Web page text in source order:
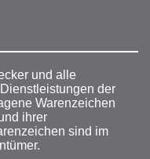
und alle
der
Warenzeichen
ihrer
sind im